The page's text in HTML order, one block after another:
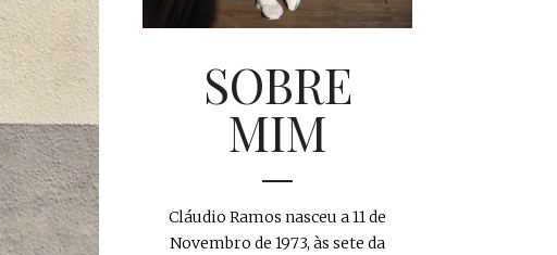
SOBRE
MIM
Cláudio Ramos nasceu a 11 de
Novembro de 1973, às sete da